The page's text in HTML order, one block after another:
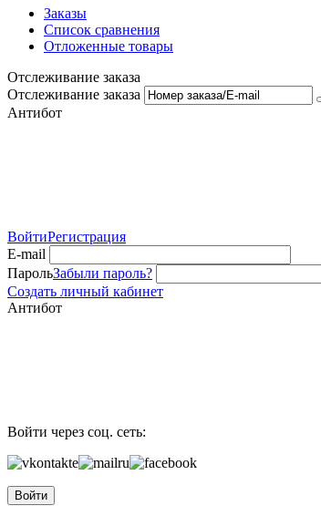
Заказы
Список сравнения
Отложенные товары
Отслеживание заказа
Отслеживание заказа
Антибот
ВойтиРегистрация
E-mail
ПарольЗабыли пароль?
Создать личный кабинет
Антибот
Войти через соц. сеть:
Войти